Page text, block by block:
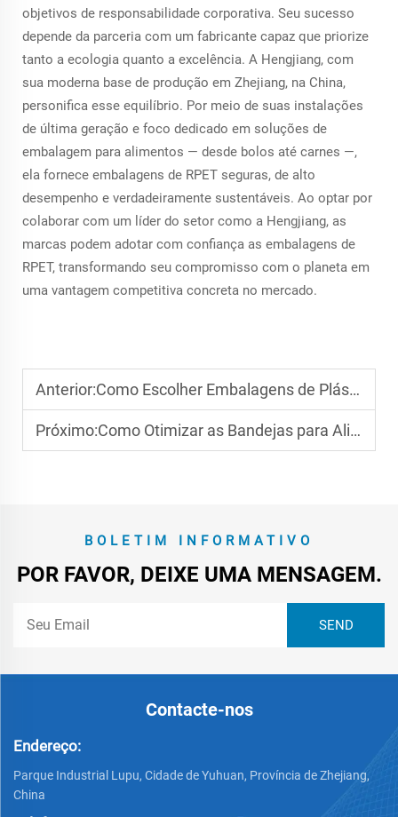
objetivos de responsabilidade corporativa. Seu sucesso
depende da parceria com um fabricante capaz que priorize
tanto a ecologia quanto a excelência. A Hengjiang, com
sua moderna base de produção em Zhejiang, na China,
personifica esse equilíbrio. Por meio de suas instalações
de última geração e foco dedicado em soluções de
embalagem para alimentos — desde bolos até carnes —,
ela fornece embalagens de RPET seguras, de alto
desempenho e verdadeiramente sustentáveis. Ao optar por
colaborar com um líder do setor como a Hengjiang, as
marcas podem adotar com confiança as embalagens de
RPET, transformando seu compromisso com o planeta em
uma vantagem competitiva concreta no mercado.
Anterior:Como Escolher Embalagens de Plástico em Forma de Concha para Produtos Frescos?
Próximo:Como Otimizar as Bandejas para Alimentos de Supermercado para Exibição?
BOLETIM INFORMATIVO
POR FAVOR, DEIXE UMA MENSAGEM.
Contacte-nos
Endereço:
Parque Industrial Lupu, Cidade de Yuhuan, Província de Zhejiang,
China